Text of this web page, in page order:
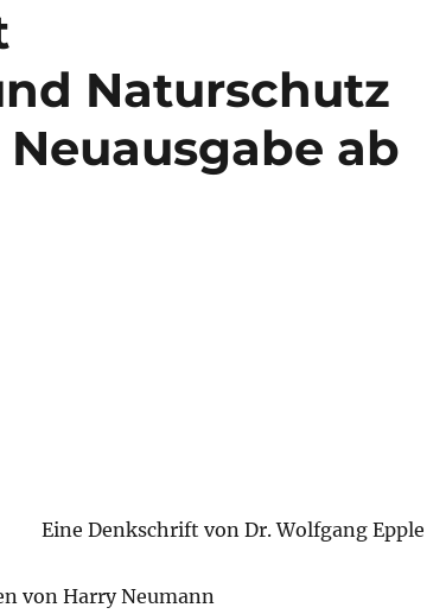
Naturschutz
ab
Eine Denkschrift von Dr. Wolfgang Epple
von Harry Neumann